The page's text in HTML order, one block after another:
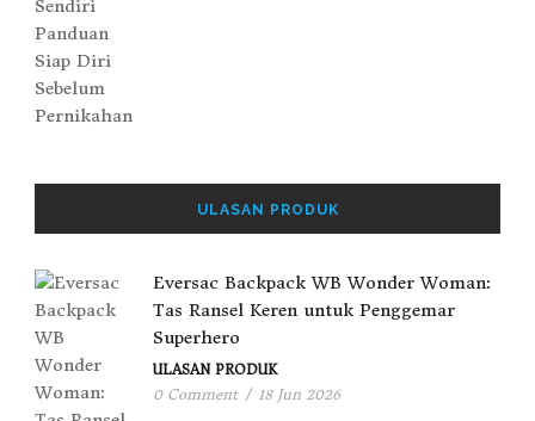
ULASAN PRODUK
Eversac Backpack WB Wonder Woman:
Tas Ransel Keren untuk Penggemar
Superhero
ULASAN PRODUK
0 Comment / 18 Jun 2026